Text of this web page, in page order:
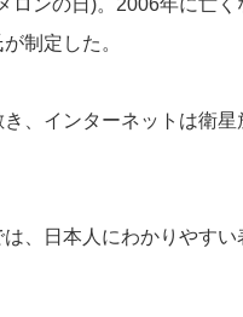
ロンの日)。2006年に亡く
制定した。
、インターネットは衛星
、日本人にわかりやすい